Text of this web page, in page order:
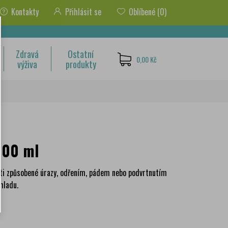
Kontakty Přihlásit se Oblíbené (0)
Zdravá
výživa
Ostatní
produkty 0,00 Kč
ml
úrazy, odřením, pádem nebo podvrtnutím